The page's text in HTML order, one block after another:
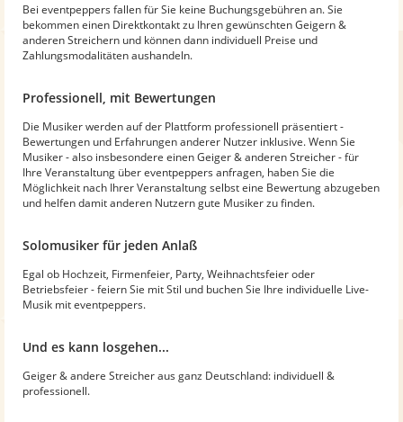
Bei eventpeppers fallen für Sie keine Buchungsgebühren an. Sie
bekommen einen Direktkontakt zu Ihren gewünschten Geigern &
anderen Streichern und können dann individuell Preise und
Zahlungsmodalitäten aushandeln.
Professionell, mit Bewertungen
Die Musiker werden auf der Plattform professionell präsentiert -
Bewertungen und Erfahrungen anderer Nutzer inklusive. Wenn Sie
Musiker - also insbesondere einen Geiger & anderen Streicher - für
Ihre Veranstaltung über eventpeppers anfragen, haben Sie die
Möglichkeit nach Ihrer Veranstaltung selbst eine Bewertung abzugeben
und helfen damit anderen Nutzern gute Musiker zu finden.
Solomusiker für jeden Anlaß
Egal ob Hochzeit, Firmenfeier, Party, Weihnachtsfeier oder
Betriebsfeier - feiern Sie mit Stil und buchen Sie Ihre individuelle Live-
Musik mit eventpeppers.
Und es kann losgehen...
Geiger & andere Streicher aus ganz Deutschland: individuell &
professionell.